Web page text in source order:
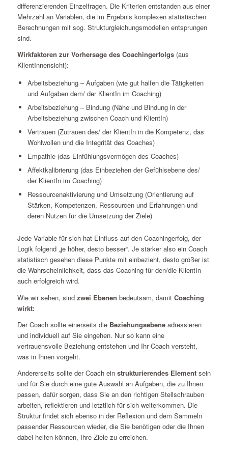
differenzierenden Einzelfragen. Die Kriterien entstanden aus einer
Mehrzahl an Variablen, die im Ergebnis komplexen statistischen
Berechnungen mit sog. Strukturgleichungsmodellen entsprungen
sind.
Wirkfaktoren zur Vorhersage des Coachingerfolgs(aus
KlientInnensicht):
Arbeitsbeziehung – Aufgaben (wie gut halfen die Tätigkeiten
und Aufgaben dem/ der KlientIn im Coaching)
Arbeitsbeziehung – Bindung (Nähe und Bindung in der
Arbeitsbeziehung zwischen Coach und KlientIn)
Vertrauen (Zutrauen des/ der KlientIn in die Kompetenz, das
Wohlwollen und die Integrität des Coaches)
Empathie (das Einfühlungsvermögen des Coaches)
Affektkalibrierung (das Einbeziehen der Gefühlsebene des/
der KlientIn im Coaching)
Ressourcenaktivierung und Umsetzung (Orientierung auf
Stärken, Kompetenzen, Ressourcen und Erfahrungen und
deren Nutzen für die Umsetzung der Ziele)
Jede Variable für sich hat Einfluss auf den Coachingerfolg, der
Logik folgend „je höher, desto besser“. Je stärker also ein Coach
statistisch gesehen diese Punkte mit einbezieht, desto größer ist
die Wahrscheinlichkeit, dass das Coaching für den/die KlientIn
auch erfolgreich wird.
Wie wir sehen, sind zwei Ebenen bedeutsam, damit Coaching
wirkt:
Der Coach sollte einerseits die Beziehungsebeneadressieren
und individuell auf Sie eingehen. Nur so kann eine
vertrauensvolle Beziehung entstehen und Ihr Coach versteht,
was in Ihnen vorgeht.
Andererseits sollte der Coach ein strukturierendes Elementsein
und für Sie durch eine gute Auswahl an Aufgaben, die zu Ihnen
passen, dafür sorgen, dass Sie an den richtigen Stellschrauben
arbeiten, reflektieren und letztlich für sich weiterkommen. Die
Struktur findet sich ebenso in der Reflexion und dem Sammeln
passender Ressourcen wieder, die Sie benötigen oder die Ihnen
dabei helfen können, Ihre Ziele zu erreichen.